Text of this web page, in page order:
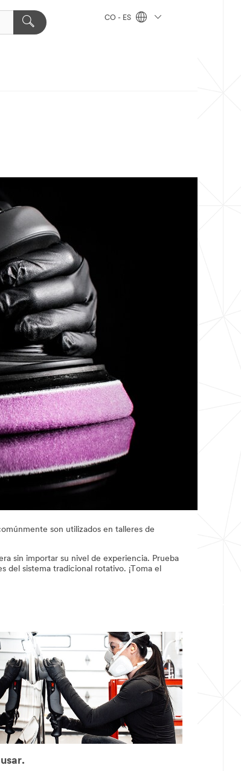
CO - ES
son utilizados en talleres de
sin importar su nivel de experiencia. Prueba
del sistema tradicional rotativo. ¡Toma el